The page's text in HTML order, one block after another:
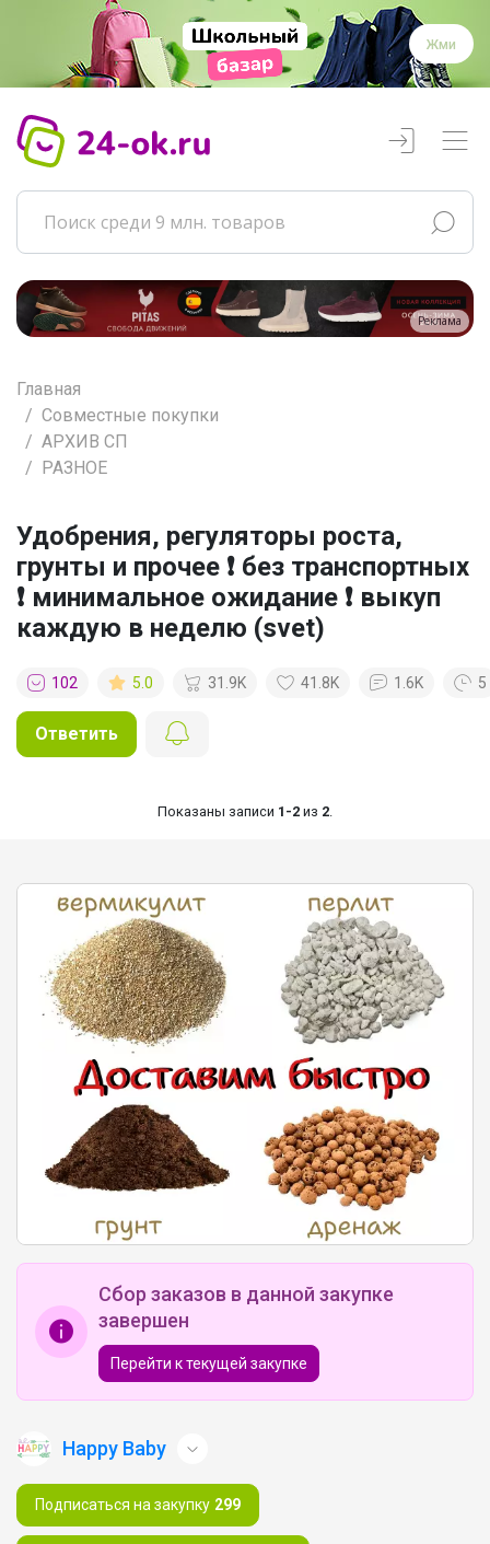
Жми
Реклама
Главная
Совместные покупки
АРХИВ СП
РАЗНОЕ
Удобрения, регуляторы роста,
грунты и прочее ❗ без транспортных
❗ минимальное ожидание ❗ выкуп
каждую в неделю (svet)
102 5.0 31.9K 41.8K 1.6K 5
Ответить
Показаны записи 1-2 из 2
Сбор заказов в данной закупке
завершен
Перейти к текущей закупке
Happy Baby
Подписаться на закупку 299